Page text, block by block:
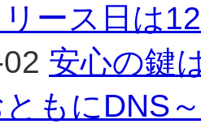
ース日は
安心の鍵
もにDNS